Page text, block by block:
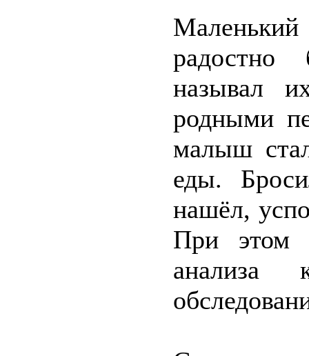
радостно
называл
родными
малыш
еды.
нашёл,
При этом